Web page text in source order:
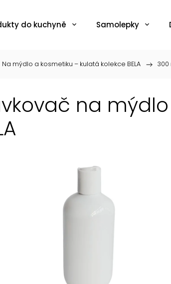
do kuchyně Samolepky
Na mýdlo a kosmetiku – kulatá kolekce BELA / 300
na mýdlo